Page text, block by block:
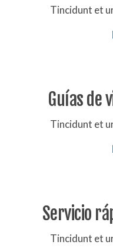
Tincidunt et
Guías de
Tincidunt et
Servicio
Tincidunt et